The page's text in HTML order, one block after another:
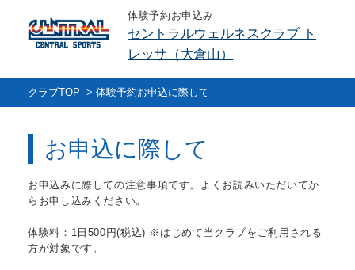
体験予約お申込み
セントラルウェルネスクラブ ト
レッサ（大倉山）
クラブTOP > 体験予約お申込に際して
お申込に際して
お申込みに際しての注意事項です。よくお読みいただいてか
らお申し込みください。
体験料：1日500円(税込) ※はじめて当クラブをご利用される
方が対象です。